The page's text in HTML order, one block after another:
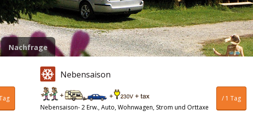
Nachfrage
Nebensaison
/ 1 Tag
Nebensaison- 2 Erw., Auto, Wohnwagen, Strom und Orttaxe